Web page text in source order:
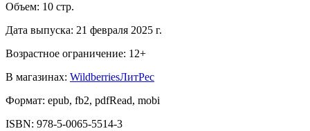
Объем: 10 стр.
Дата выпуска: 21 февраля 2025 г.
Возрастное ограничение: 12+
В магазинах: WildberriesЛитРес
Формат: epub, fb2, pdfRead, mobi
ISBN: 978-5-0065-5514-3